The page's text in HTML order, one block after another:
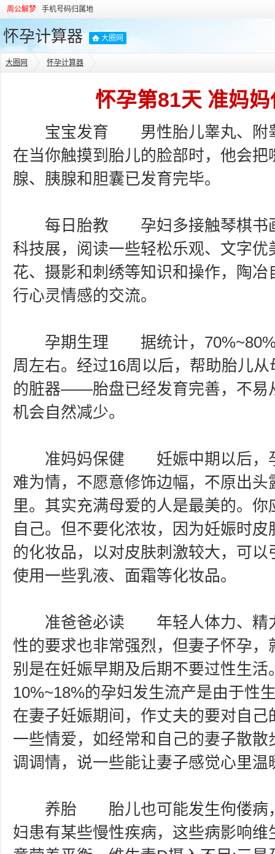
周公解梦 手机号码归属地
怀孕计算器 大圈网
大圈网 怀孕计算器
怀孕第81天 准妈
宝宝发育 男性胎儿睾丸、附睾
在当你触摸到胎儿的脸部时，他会把
腺、胰腺和胆囊已发育完毕。
每日胎教 孕妇多接触琴棋书画
科技展，阅读一些轻松乐观、文字
花、摄影和刺绣等知识和操作，陶
行心灵情感的交流。
孕期生理 据统计，70%~80%
周左右。经过16周以后，帮助胎儿
的脏器――胎盘已经发育完善，不易
机会自然减少。
准妈妈保健 妊娠中期以后，孕
难为情，不愿意修饰边幅，不原出
里。其实充满母爱的人是最美的。
自己。但不要化浓妆，因为妊娠时
的化妆品，以对皮肤刺激较大，可
使用一些乳液、面霜等化妆品。
准爸爸必读 年轻人体力、精力
性的要求也非常强烈，但妻子怀孕
别是在妊娠早期及后期不要过性生活
10%~18%的孕妇发生流产是由于性
在妻子妊娠期间，作丈夫的要对自
一些情爱，如经常和自己的妻子散
调调情，说一些能让妻子感觉心里温
养胎 胎儿也可能发生佝偻病，
妇患有某些慢性疾病，这些病影响